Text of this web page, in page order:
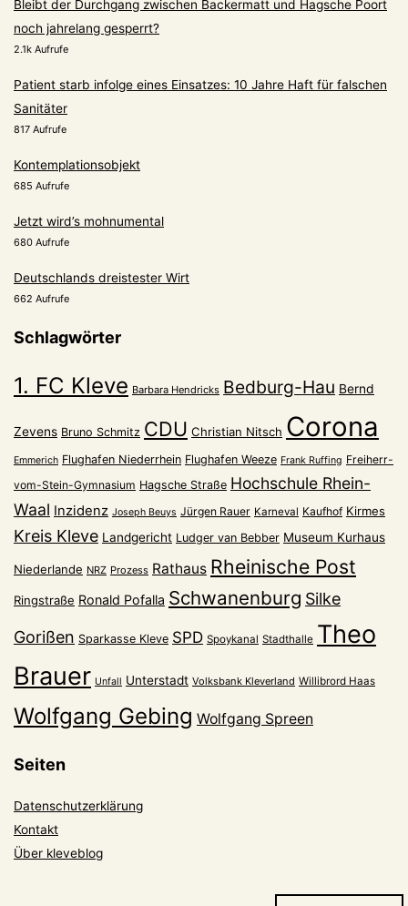
Bleibt der Durchgang zwischen Backermatt und Hagsche Poort
noch jahrelang gesperrt?
2.1k Aufrufe
Patient starb infolge eines Einsatzes: 10 Jahre Haft für falschen
Sanitäter
817 Aufrufe
Kontemplationsobjekt
685 Aufrufe
Jetzt wird’s mohnumental
680 Aufrufe
Deutschlands dreistester Wirt
662 Aufrufe
Schlagwörter
1. FC Kleve Barbara Hendricks Bedburg-Hau Bernd
Zevens Bruno Schmitz CDU Christian Nitsch Corona
Emmerich Flughafen Niederrhein Flughafen Weeze Frank Ruffing Freiherr-
vom-Stein-Gymnasium Hagsche Straße Hochschule Rhein-
Waal Inzidenz Joseph Beuys Jürgen Rauer Karneval Kaufhof Kirmes
Kreis Kleve Landgericht Ludger van Bebber Museum Kurhaus
Niederlande NRZ Prozess Rathaus Rheinische Post
Ringstraße Ronald Pofalla Schwanenburg Silke
Gorißen Sparkasse Kleve SPD Spoykanal Stadthalle Theo
Brauer Unfall Unterstadt Volksbank Kleverland Willibrord Haas
Wolfgang Gebing Wolfgang Spreen
Seiten
Datenschutzerklärung
Kontakt
Über kleveblog